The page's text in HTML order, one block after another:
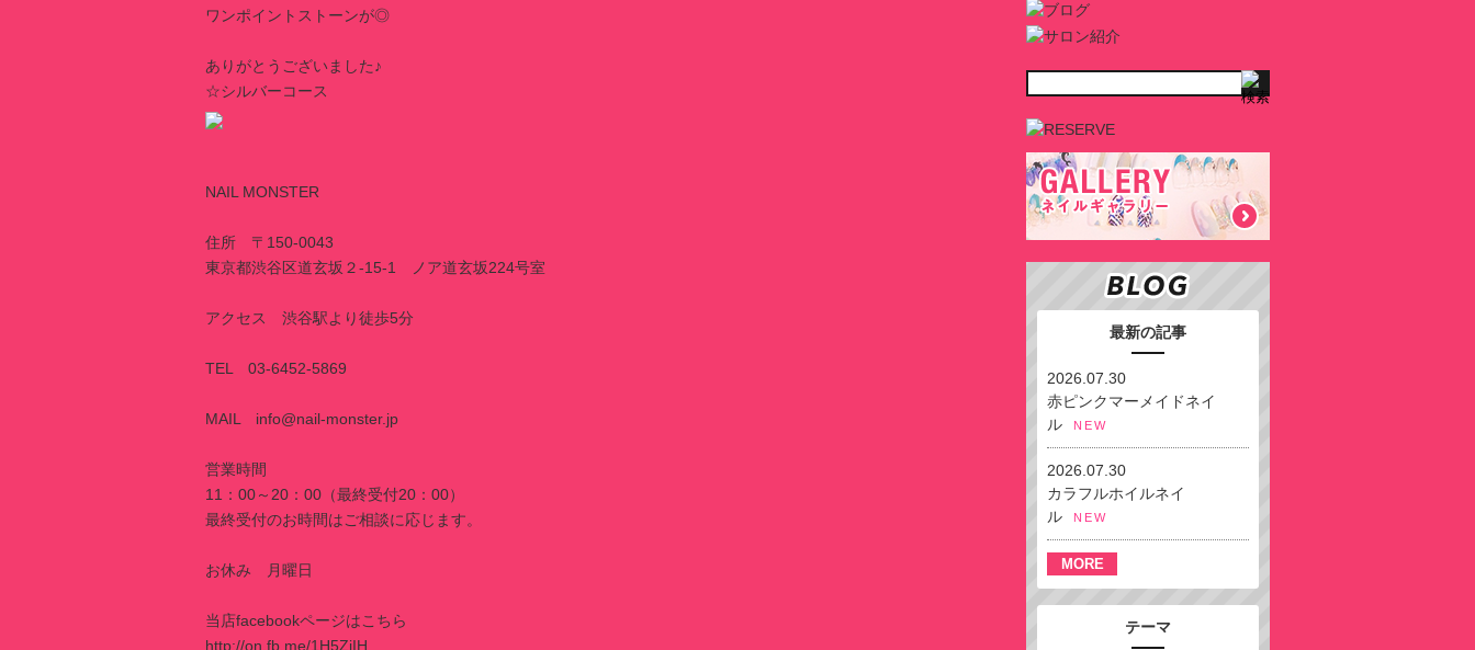
ワンポイントストーンが◎
ありがとうございました♪
☆シルバーコース
NAIL MONSTER
住所 〒150-0043
東京都渋谷区道玄坂２-15-1 ノア道玄坂224号室
アクセス 渋谷駅より徒歩5分
TEL 03-6452-5869
MAIL info@nail-monster.jp
営業時間
11：00～20：00（最終受付20：00）
最終受付のお時間はご相談に応じます。
お休み 月曜日
当店facebookページはこちら
http://on.fb.me/1H5ZjIH
最新の記事
2026.07.30
赤ピンクマーメイドネイ
ル
NEW
2026.07.30
カラフルホイルネイ
ル
NEW
MORE
テーマ